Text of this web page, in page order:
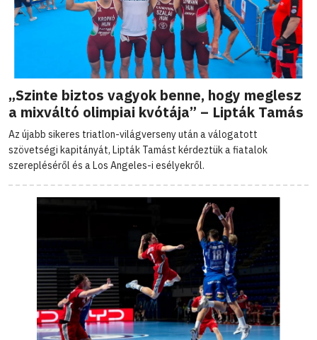
„Szinte biztos vagyok benne, hogy meglesz
a mixváltó olimpiai kvótája” – Lipták Tamás
Az újabb sikeres triatlon-világverseny után a válogatott
szövetségi kapitányát, Lipták Tamást kérdeztük a fiatalok
szerepléséről és a Los Angeles-i esélyekről.